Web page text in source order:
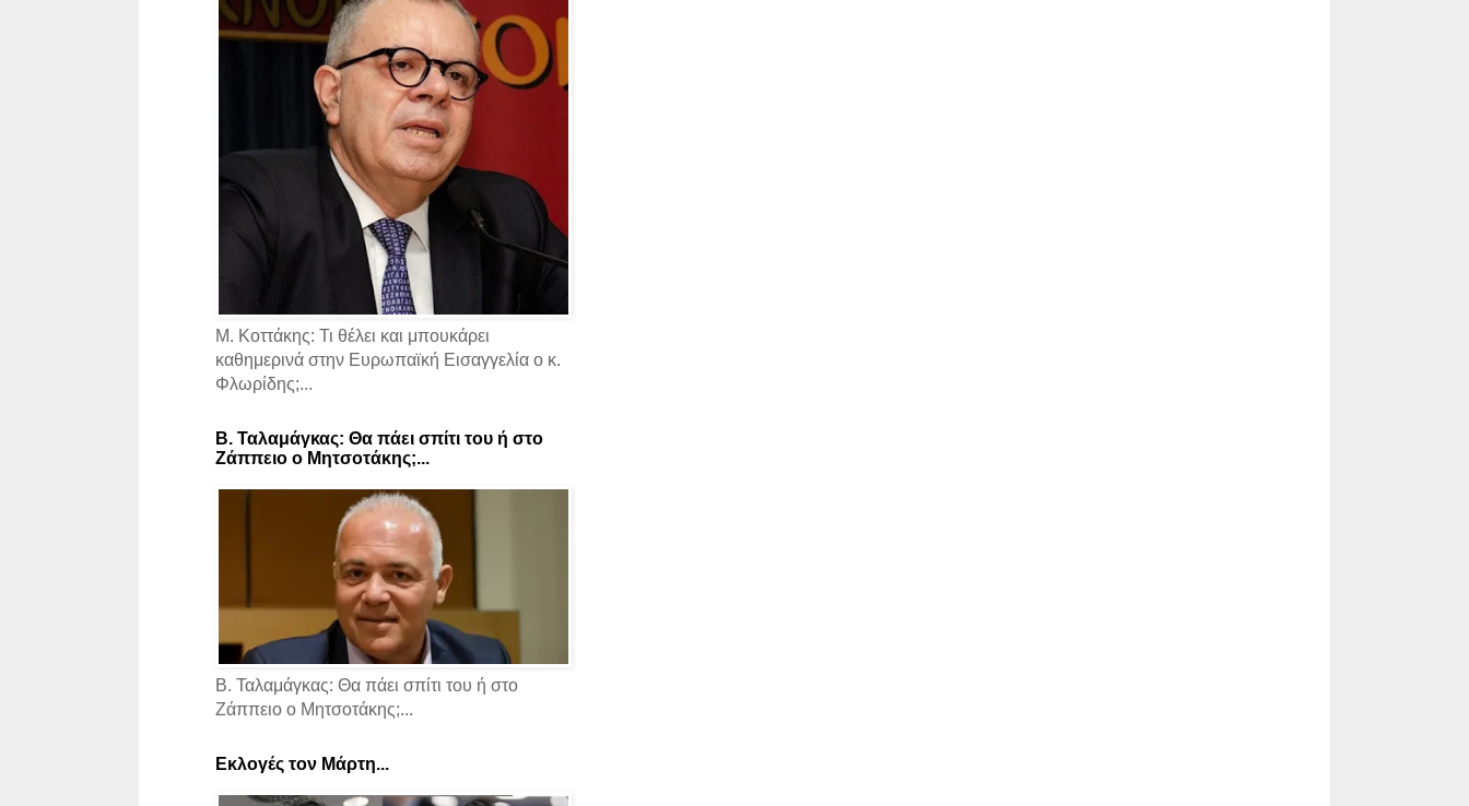
Μ. Κοττάκης: Τι θέλει και μπουκάρει
καθημερινά στην Ευρωπαϊκή Εισαγγελία ο κ.
Φλωρίδης;...
Β. Ταλαμάγκας: Θα πάει σπίτι του ή στο
Ζάππειο ο Μητσοτάκης;...
Β. Ταλαμάγκας: Θα πάει σπίτι του ή στο
Ζάππειο ο Μητσοτάκης;...
Εκλογές τον Μάρτη...